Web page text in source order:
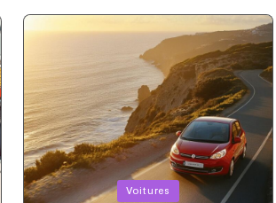
Posted
Voitures